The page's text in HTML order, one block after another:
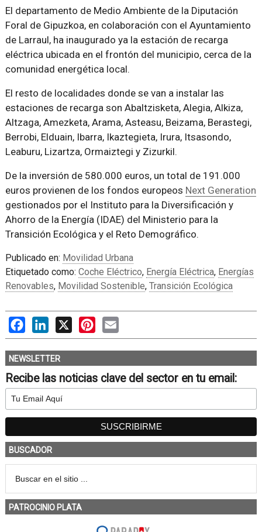
El departamento de Medio Ambiente de la Diputación
Foral de Gipuzkoa, en colaboración con el Ayuntamiento
de Larraul, ha inaugurado ya la estación de recarga
eléctrica ubicada en el frontón del municipio, cerca de la
comunidad energética local.
El resto de localidades donde se van a instalar las
estaciones de recarga son Abaltzisketa, Alegia, Alkiza,
Altzaga, Amezketa, Arama, Asteasu, Beizama, Berastegi,
Berrobi, Elduain, Ibarra, Ikaztegieta, Irura, Itsasondo,
Leaburu, Lizartza, Ormaiztegi y Zizurkil.
De la inversión de 580.000 euros, un total de 191.000
euros provienen de los fondos europeos Next Generation
gestionados por el Instituto para la Diversificación y
Ahorro de la Energía (IDAE) del Ministerio para la
Transición Ecológica y el Reto Demográfico.
Publicado en: Movilidad Urbana
Etiquetado como: Coche Eléctrico, Energía Eléctrica, Energías
Renovables, Movilidad Sostenible, Transición Ecológica
FacebookLinkedIn
X PinterestEmail
NEWSLETTER
Recibe las noticias clave del sector en tu email:
BUSCADOR
PATROCINIO PLATA